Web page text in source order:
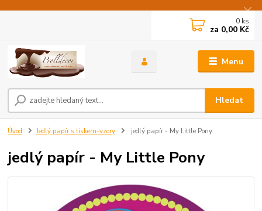
Menu
Hledat
0 ks
za 0,00 Kč
Úvod Jedlý papír s tiskem-vzory jedlý papír - My Little Pony
jedlý papír - My Little Pony